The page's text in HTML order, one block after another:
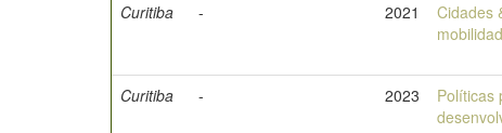
Curitiba
- 2021
Cidades
Curitiba
- 2023
Políticas